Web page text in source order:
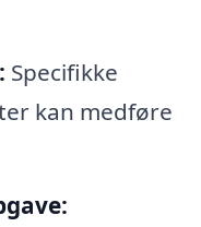
Specifikke
kan medføre